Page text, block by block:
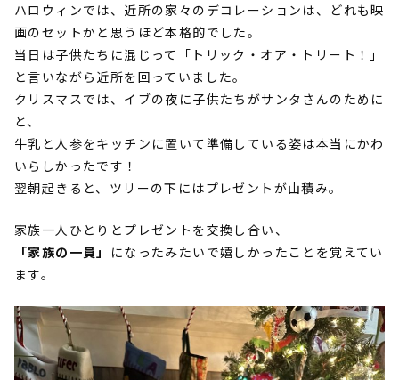
ハロウィンでは、近所の家々のデコレーションは、どれも映
画のセットかと思うほど本格的でした。
当日は子供たちに混じって「トリック・オア・トリート！」
と言いながら近所を回っていました。
クリスマスでは、イブの夜に子供たちがサンタさんのために
と、
牛乳と人参をキッチンに置いて準備している姿は本当にかわ
いらしかったです！
翌朝起きると、ツリーの下にはプレゼントが山積み。
家族一人ひとりとプレゼントを交換し合い、
「家族の一員」
になったみたいで嬉しかったことを覚えてい
ます。